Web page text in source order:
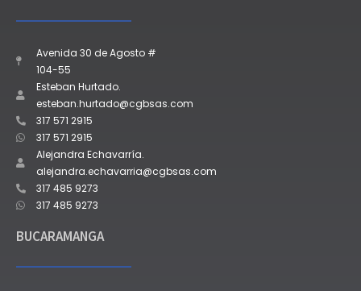
Avenida 30 de Agosto #
104-55
Esteban Hurtado.
esteban.hurtado@cgbsas.com
317 571 2915
317 571 2915
Alejandra Echavarría.
alejandra.echavarria@cgbsas.com
317 485 9273
317 485 9273
BUCARAMANGA